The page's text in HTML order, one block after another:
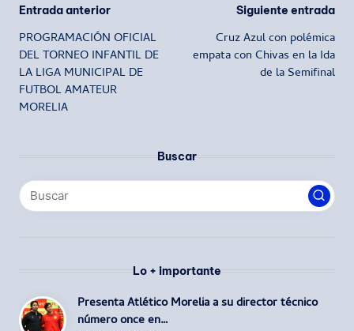
Navegación
de
entradas
Entrada anterior
PROGRAMACIÓN OFICIAL
DEL TORNEO INFANTIL DE
LA LIGA MUNICIPAL DE
FUTBOL AMATEUR
MORELIA
Siguiente entrada
Cruz Azul con polémica
empata con Chivas en la Ida
de la Semifinal
Buscar
Lo + importante
Presenta Atlético Morelia a su director técnico
número once en…